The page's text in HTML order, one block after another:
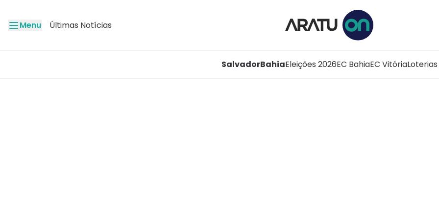
Menu Últimas Notícias
SalvadorBahiaEleições 2026EC BahiaEC VitóriaLoterias